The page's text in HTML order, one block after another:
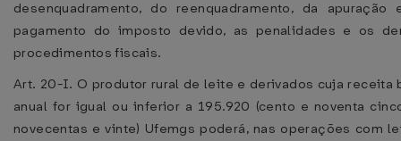
desenquadramento, do reenquadramento, da apuração
pagamento do imposto devido, as penalidades e os
procedimentos fiscais.
Art. 20-I. O produtor rural de leite e derivados cuja receita
anual for igual ou inferior a 195.920 (cento e noventa
novecentas e vinte) Ufemgs poderá, nas operações com